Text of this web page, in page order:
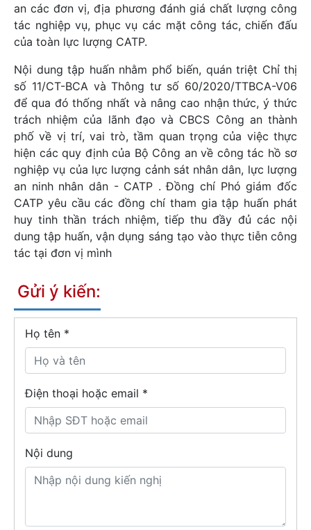
an các đơn vị, địa phương đánh giá chất lượng công
tác nghiệp vụ, phục vụ các mặt công tác, chiến đấu
của toàn lực lượng CATP.
Nội dung tập huấn nhằm phổ biến, quán triệt Chỉ thị
số 11/CT-BCA và Thông tư số 60/2020/TTBCA-V06
để qua đó thống nhất và nâng cao nhận thức, ý thức
trách nhiệm của lãnh đạo và CBCS Công an thành
phố về vị trí, vai trò, tầm quan trọng của việc thực
hiện các quy định của Bộ Công an về công tác hồ sơ
nghiệp vụ của lực lượng cảnh sát nhân dân, lực lượng
an ninh nhân dân - CATP . Đồng chí Phó giám đốc
CATP yêu cầu các đồng chí tham gia tập huấn phát
huy tinh thần trách nhiệm, tiếp thu đầy đủ các nội
dung tập huấn, vận dụng sáng tạo vào thực tiễn công
tác tại đơn vị mình
Gửi ý kiến:
Họ tên *
Điện thoại hoặc email *
Nội dung